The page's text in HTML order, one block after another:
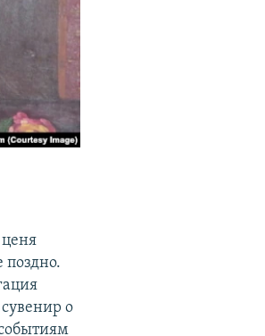
поздно.
о